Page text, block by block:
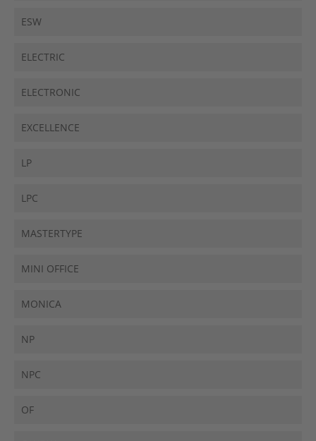
ESW
ELECTRIC
ELECTRONIC
EXCELLENCE
LP
LPC
MASTERTYPE
MINI OFFICE
MONICA
NP
NPC
OF